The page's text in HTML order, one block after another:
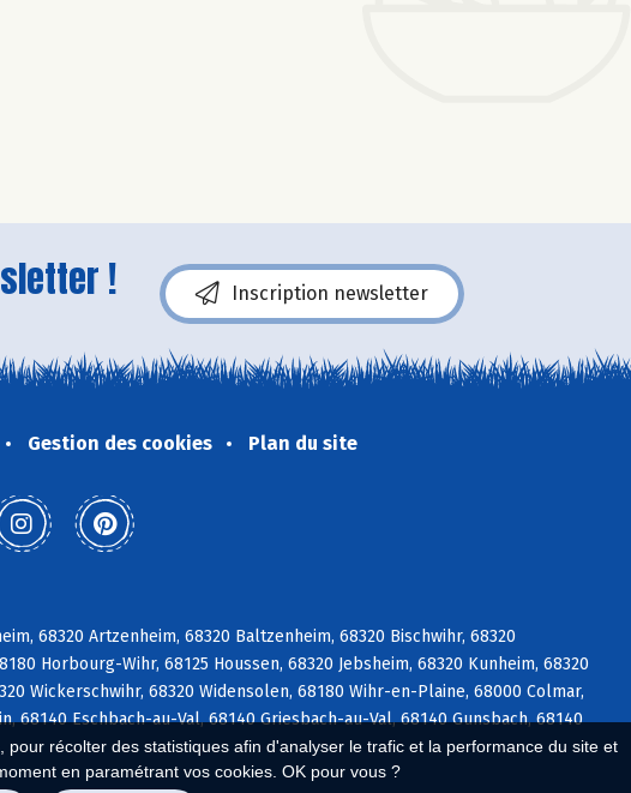
récolter des statistiques afin d'analyser le trafic et la performance du site et
en paramétrant vos cookies. OK pour vous ?
! Inscription newsletter
Gestion des cookies Plan du site
68320 Artzenheim, 68320 Baltzenheim, 68320 Bischwihr, 68320
Horbourg-Wihr, 68125 Houssen, 68320 Jebsheim, 68320 Kunheim, 68320
Wickerschwihr, 68320 Widensolen, 68180 Wihr-en-Plaine, 68000 Colmar,
Eschbach-au-Val, 68140 Griesbach-au-Val, 68140 Gunsbach, 68140